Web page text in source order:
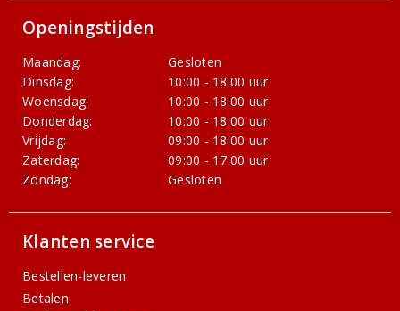
Openingstijden
Maandag:
Gesloten
Dinsdag:
10:00 - 18:00 uur
Woensdag:
10:00 - 18:00 uur
Donderdag:
10:00 - 18:00 uur
Vrijdag:
09:00 - 18:00 uur
Zaterdag:
09:00 - 17:00 uur
Zondag:
Gesloten
Klanten service
Bestellen-leveren
Betalen